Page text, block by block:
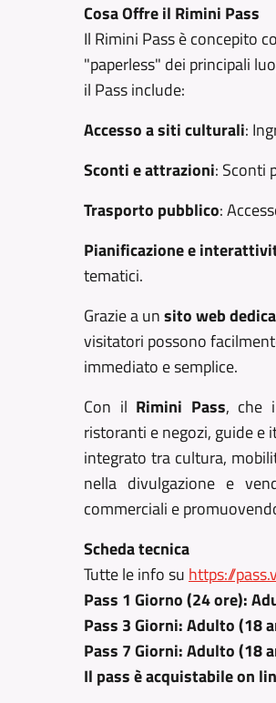
Cosa Offre il Rimini Pass
Il Rimini Pass è concepito
"paperless" dei principali
il Pass include:
Accesso a siti culturali:
Sconti e attrazioni: Sconti
Trasporto pubblico:
Pianificazione e
tematici.
Grazie a unsito web
visitatori possono
immediato e semplice.
Con il Rimini Pass, che
ristoranti e negozi, guide e
integrato tra cultura,
nella divulgazione e
commerciali e
Scheda tecnica
Tutte le info su https://
Pass 1 Giorno (24 ore):
Pass 3 Giorni: Adulto (18
Pass 7 Giorni: Adulto (18
Il pass è acquistabile on